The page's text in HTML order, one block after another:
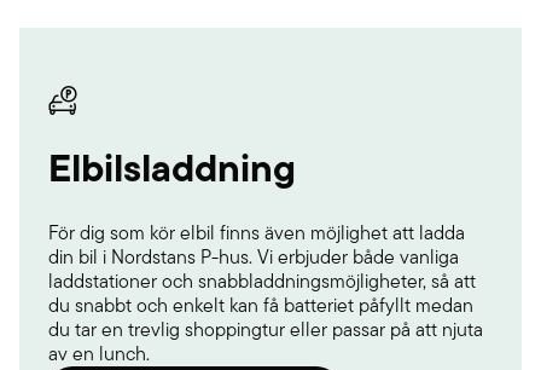
Elbilsladdning
För dig som kör elbil finns även möjlighet att ladda
din bil i Nordstans P-hus. Vi erbjuder både vanliga
laddstationer och snabbladdningsmöjligheter, så att
du snabbt och enkelt kan få batteriet påfyllt medan
du tar en trevlig shoppingtur eller passar på att njuta
av en lunch.